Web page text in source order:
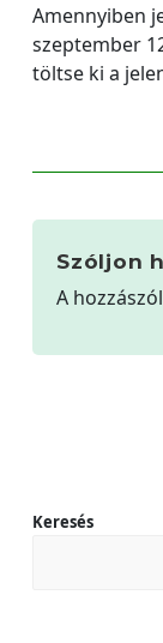
Amennyiben
szeptember
töltse ki a
Szóljon
A
Keresés